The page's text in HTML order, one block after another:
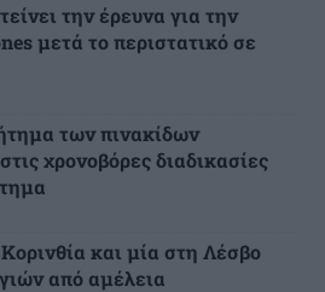
την έρευνα για την
μετά το περιστατικό σε
των πινακίδων
χρονοβόρες διαδικασίες
και μία στη Λέσβο
από αμέλεια